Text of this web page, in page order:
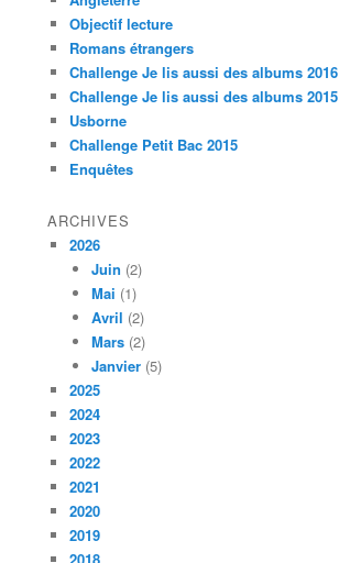
Objectif lecture
Romans étrangers
Challenge Je lis aussi des albums 2016
Challenge Je lis aussi des albums 2015
Usborne
Challenge Petit Bac 2015
Enquêtes
ARCHIVES
2026
Juin (2)
Mai (1)
Avril (2)
Mars (2)
Janvier (5)
2025
2024
2023
2022
2021
2020
2019